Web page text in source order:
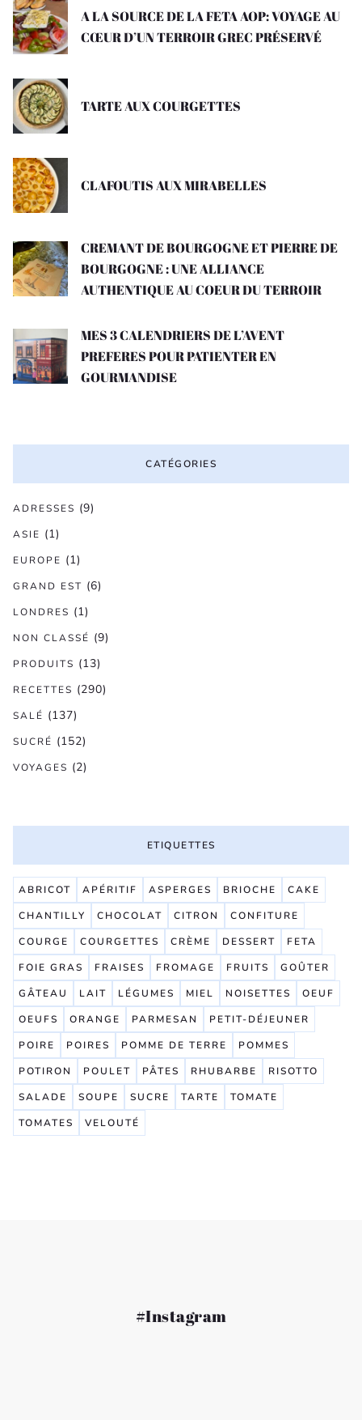
A LA SOURCE DE LA FETA AOP: VOYAGE AU
CŒUR D’UN TERROIR GREC PRÉSERVÉ
TARTE AUX COURGETTES
CLAFOUTIS AUX MIRABELLES
CREMANT DE BOURGOGNE ET PIERRE DE
BOURGOGNE : UNE ALLIANCE
AUTHENTIQUE AU COEUR DU TERROIR
MES 3 CALENDRIERS DE L’AVENT
PREFERES POUR PATIENTER EN
GOURMANDISE
CATÉGORIES
ADRESSES (9)
ASIE (1)
EUROPE (1)
GRAND EST (6)
LONDRES (1)
NON CLASSÉ (9)
PRODUITS (13)
RECETTES (290)
SALÉ (137)
SUCRÉ (152)
VOYAGES (2)
ETIQUETTES
ABRICOT APÉRITIF ASPERGES BRIOCHE
CAKE
CHANTILLY
CHOCOLAT CITRON
CONFITURE
COURGE
COURGETTES CRÈME DESSERT
FETA
FOIE GRAS
FRAISES FROMAGE FRUITS
GOÛTER
GÂTEAU
LAIT LÉGUMES MIEL NOISETTES
OEUF
OEUFS
ORANGE PARMESAN
PETIT-DÉJEUNER
POIRE
POIRES POMME DE TERRE
POMMES
POTIRON
POULET PÂTES RHUBARBE
RISOTTO
SALADE
SOUPE SUCRE TARTE
TOMATE
TOMATES
VELOUTÉ
#Instagram